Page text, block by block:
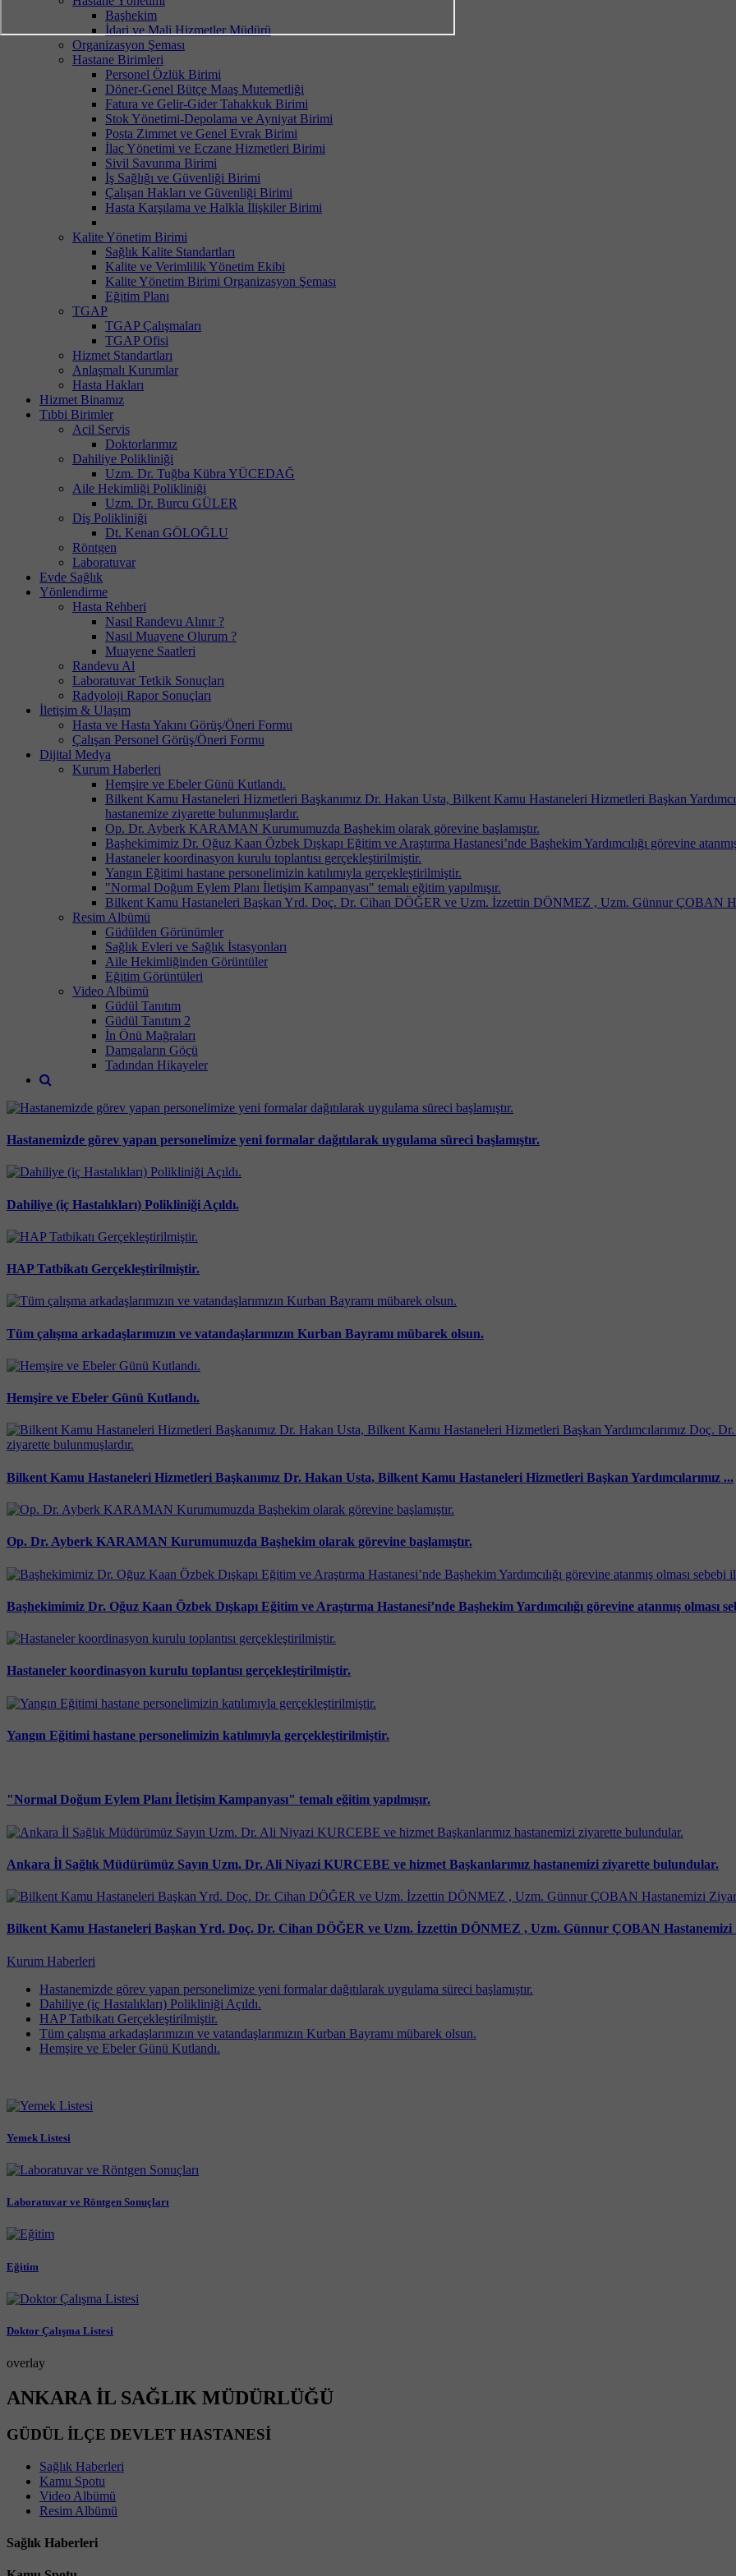
Başhekim
İdari ve Mali Hizmetler Müdürü
Organizasyon Şeması
Hastane Birimleri
Personel Özlük Birimi
Döner-Genel Bütçe Maaş Mutemetliği
Fatura ve Gelir-Gider Tahakkuk Birimi
Stok Yönetimi-Depolama ve Ayniyat Birimi
Posta Zimmet ve Genel Evrak Birimi
İlaç Yönetimi ve Eczane Hizmetleri Birimi
Sivil Savunma Birimi
İş Sağlığı ve Güvenliği Birimi
Çalışan Hakları ve Güvenliği Birimi
Hasta Karşılama ve Halkla İlişkiler Birimi
Kalite Yönetim Birimi
Sağlık Kalite Standartları
Kalite ve Verimlilik Yönetim Ekibi
Kalite Yönetim Birimi Organizasyon Şeması
Eğitim Planı
TGAP
TGAP Çalışmaları
TGAP Ofisi
Hizmet Standartları
Anlaşmalı Kurumlar
Hasta Hakları
Hizmet Binamız
Tıbbi Birimler
Acil Servis
Doktorlarımız
Dahiliye Polikliniği
Uzm. Dr. Tuğba Kübra YÜCEDAĞ
Aile Hekimliği Polikliniği
Uzm. Dr. Burcu GÜLER
Diş Polikliniği
Dt. Kenan GÖLOĞLU
Röntgen
Laboratuvar
Evde Sağlık
Yönlendirme
Hasta Rehberi
Nasıl Randevu Alınır ?
Nasıl Muayene Olurum ?
Muayene Saatleri
Randevu Al
Laboratuvar Tetkik Sonuçları
Radyoloji Rapor Sonuçları
İletişim & Ulaşım
Hasta ve Hasta Yakını Görüş/Öneri Formu
Çalışan Personel Görüş/Öneri Formu
Dijital Medya
Kurum Haberleri
Hemşire ve Ebeler Günü Kutlandı.
Bilkent Kamu Hastaneleri Hizmetleri Başkanımız Dr. Hakan Usta, Bilkent Kamu Hastaneleri Hizmetleri Başkan
hastanemize ziyarette bulunmuşlardır.
Op. Dr. Ayberk KARAMAN Kurumumuzda Başhekim olarak görevine başlamıştır.
Başhekimimiz Dr. Oğuz Kaan Özbek Dışkapı Eğitim ve Araştırma Hastanesi’nde Başhekim Yardımcılığı görevine atanmış
Hastaneler koordinasyon kurulu toplantısı gerçekleştirilmiştir.
Yangın Eğitimi hastane personelimizin katılımıyla gerçekleştirilmiştir.
"Normal Doğum Eylem Planı İletişim Kampanyası" temalı eğitim yapılmışır.
Bilkent Kamu Hastaneleri Başkan Yrd. Doç. Dr. Cihan DÖĞER ve Uzm. İzzettin DÖNMEZ , Uzm. Günnur ÇOBAN
Resim Albümü
Güdülden Görünümler
Sağlık Evleri ve Sağlık İstasyonları
Aile Hekimliğinden Görüntüler
Eğitim Görüntüleri
Video Albümü
Güdül Tanıtım
Güdül Tanıtım 2
İn Önü Mağraları
Damgaların Göçü
Tadından Hikayeler
Hastanemizde görev yapan personelimize yeni formalar dağıtılarak uygulama süreci başlamıştır.
Dahiliye (iç Hastalıkları) Polikliniği Açıldı.
HAP Tatbikatı Gerçekleştirilmiştir.
Tüm çalışma arkadaşlarımızın ve vatandaşlarımızın Kurban Bayramı mübarek olsun.
Hemşire ve Ebeler Günü Kutlandı.
Bilkent Kamu Hastaneleri Hizmetleri Başkanımız Dr. Hakan Usta, Bilkent Kamu Hastaneleri Hizmetleri Başkan Yardımcılarımız ...
Op. Dr. Ayberk KARAMAN Kurumumuzda Başhekim olarak görevine başlamıştır.
Başhekimimiz Dr. Oğuz Kaan Özbek Dışkapı Eğitim ve Araştırma Hastanesi’nde Başhekim Yardımcılığı görevine atanmış olması
Hastaneler koordinasyon kurulu toplantısı gerçekleştirilmiştir.
Yangın Eğitimi hastane personelimizin katılımıyla gerçekleştirilmiştir.
"Normal Doğum Eylem Planı İletişim Kampanyası" temalı eğitim yapılmışır.
Ankara İl Sağlık Müdürümüz Sayın Uzm. Dr. Ali Niyazi KURCEBE ve hizmet Başkanlarımız hastanemizi ziyarette bulundular.
Bilkent Kamu Hastaneleri Başkan Yrd. Doç. Dr. Cihan DÖĞER ve Uzm. İzzettin DÖNMEZ , Uzm. Günnur ÇOBAN Hastanemizi
Kurum Haberleri
Hastanemizde görev yapan personelimize yeni formalar dağıtılarak uygulama süreci başlamıştır.
Dahiliye (iç Hastalıkları) Polikliniği Açıldı.
HAP Tatbikatı Gerçekleştirilmiştir.
Tüm çalışma arkadaşlarımızın ve vatandaşlarımızın Kurban Bayramı mübarek olsun.
Hemşire ve Ebeler Günü Kutlandı.
Yemek Listesi
Laboratuvar ve Röntgen Sonuçları
Eğitim
Doktor Çalışma Listesi
overlay
ANKARA İL SAĞLIK MÜDÜRLÜĞÜ
GÜDÜL İLÇE DEVLET HASTANESİ
Sağlık Haberleri
Kamu Spotu
Video Albümü
Resim Albümü
Sağlık Haberleri